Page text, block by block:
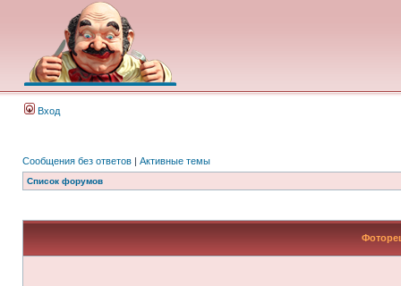
Вход
Сообщения без ответов | Активные темы
Список форумов